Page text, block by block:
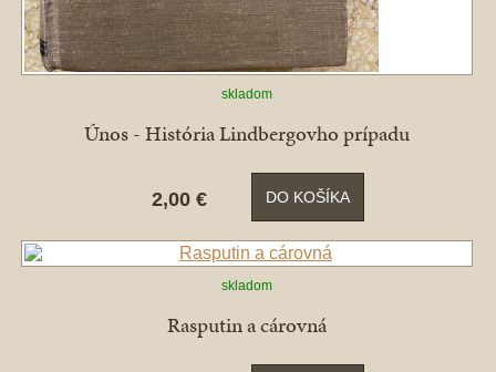
skladom
Únos - História Lindbergovho prípadu
2,00 € DO KOŠÍKA
skladom
Rasputin a cárovná